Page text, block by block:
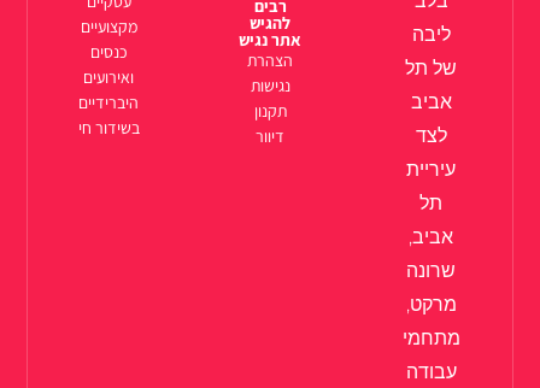
ליבה
של תל
אביב
לצד
עיריית
תל
אביב,
שרונה
מרקט,
מתחמי
עבודה
רבים
להגיש
אתר נגיש
הצהרת
נגישות
תקנון
דיוור
מקצועיים
כנסים
ואירועים
היברידיים
בשידור חי